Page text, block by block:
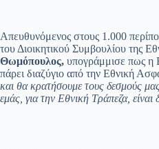
Απευθυνόμενος στους 1.000
του Διοικητικού Συμβουλίου της
Θωμόπουλος, υπογράμμισε πως η
πάρει διαζύγιο από την Εθνική
και θα κρατήσουμε τους δεσμούς
εμάς, για την Εθνική Τράπεζα,